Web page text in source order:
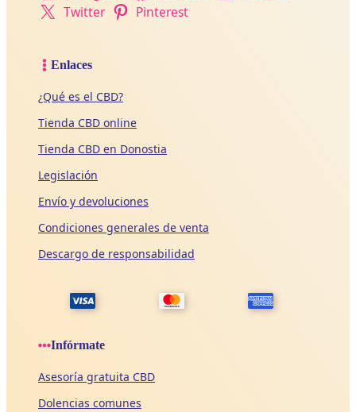
Twitter
Pinterest
Enlaces
¿Qué es el CBD?
Tienda CBD online
Tienda CBD en Donostia
Legislación
Envío y devoluciones
Condiciones generales de venta
Descargo de responsabilidad
Infórmate
Asesoría gratuita CBD
Dolencias comunes